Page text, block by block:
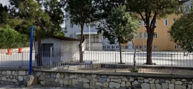
Şırnak
Bartın
Ardahan
Iğdır